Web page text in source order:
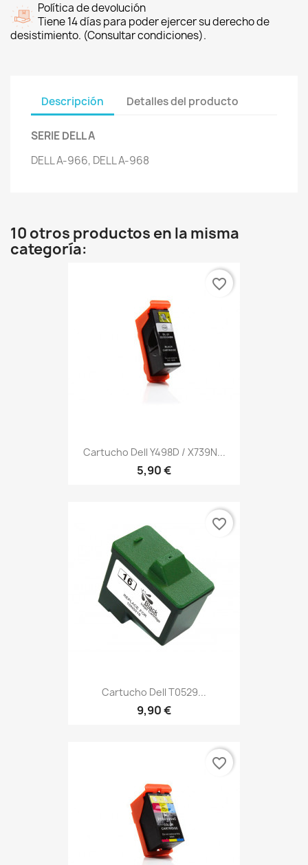
Política de devolución
Tiene 14 días para poder ejercer su derecho de
desistimiento. (Consultar condiciones).
Descripción Detalles del producto
SERIE DELL A
DELL A-966, DELL A-968
10 otros productos en la misma
categoría:
Cartucho Dell Y498D / X739N...
5,90 €
favorite_border
Cartucho Dell T0529...
9,90 €
favorite_border
favorite_border